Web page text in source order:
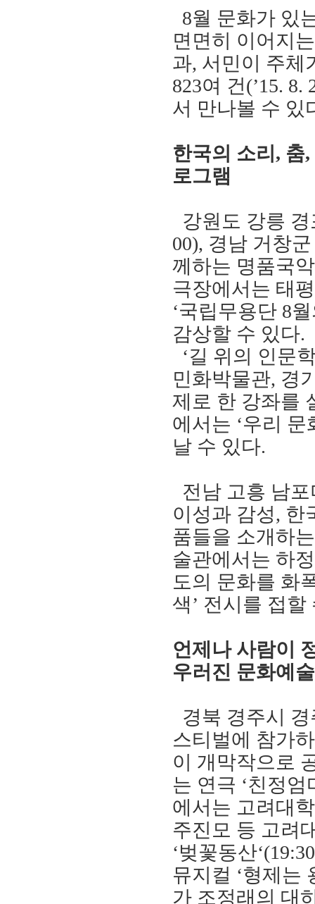
8월 문화가 있
면면히 이어 지
과, 서민이 주체
823여 건(’15. 8.
서 만나볼 수 있
한국의 소리, 춤,
로그램
강원도 강릉
00), 경남 거창군
께하는 명품국
극장에서는 태
‘국립무용단 8
감상할 수 있다.
‘길 위의 인문
민화박물관, 경
제로 한 강좌를
에서는 ‘우리 문
날 수 있다.
전남 고흥 남
이성과 감성, 한
품들을 소개하
술관에서는 하
도의 문화를 화
색’ 전시를 접할
언제나 사람이
우러진 문화예
경북 경주시
스티벌에 참가
이 개막작으로
는 연극 ‘친정엄
에서는 고려대
주진모 등 고려
‘벚꽃동산‘
뮤지컬 ‘형제는
가 조정래의 대